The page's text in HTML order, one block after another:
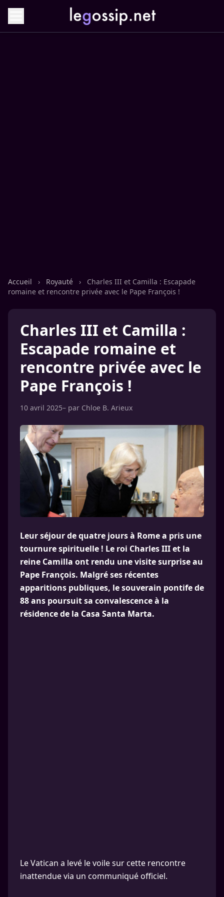
Accueil › Royauté ›
Charles III et Camilla : Escapade
romaine et rencontre privée avec le Pape François !
Charles III et Camilla :
Escapade romaine et
rencontre privée avec le
Pape François !
10 avril 2025– par Chloe B. Arieux
Leur séjour de quatre jours à Rome a pris une
tournure spirituelle ! Le roi Charles III et la
reine Camilla ont rendu une visite surprise au
Pape François. Malgré ses récentes
apparitions publiques, le souverain pontife de
88 ans poursuit sa convalescence à la
résidence de la Casa Santa Marta.
Le Vatican a levé le voile sur cette rencontre
inattendue via un communiqué officiel.